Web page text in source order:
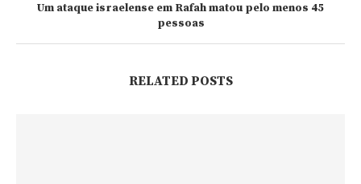
Um ataque israelense em Rafah matou pelo menos 45
pessoas
RELATED POSTS